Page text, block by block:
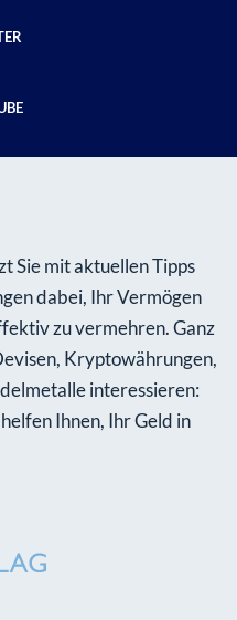
Sie mit aktuellen Tipps
dabei, Ihr Vermögen
zu vermehren. Ganz
Kryptowährungen,
interessieren:
Ihnen, Ihr Geld in